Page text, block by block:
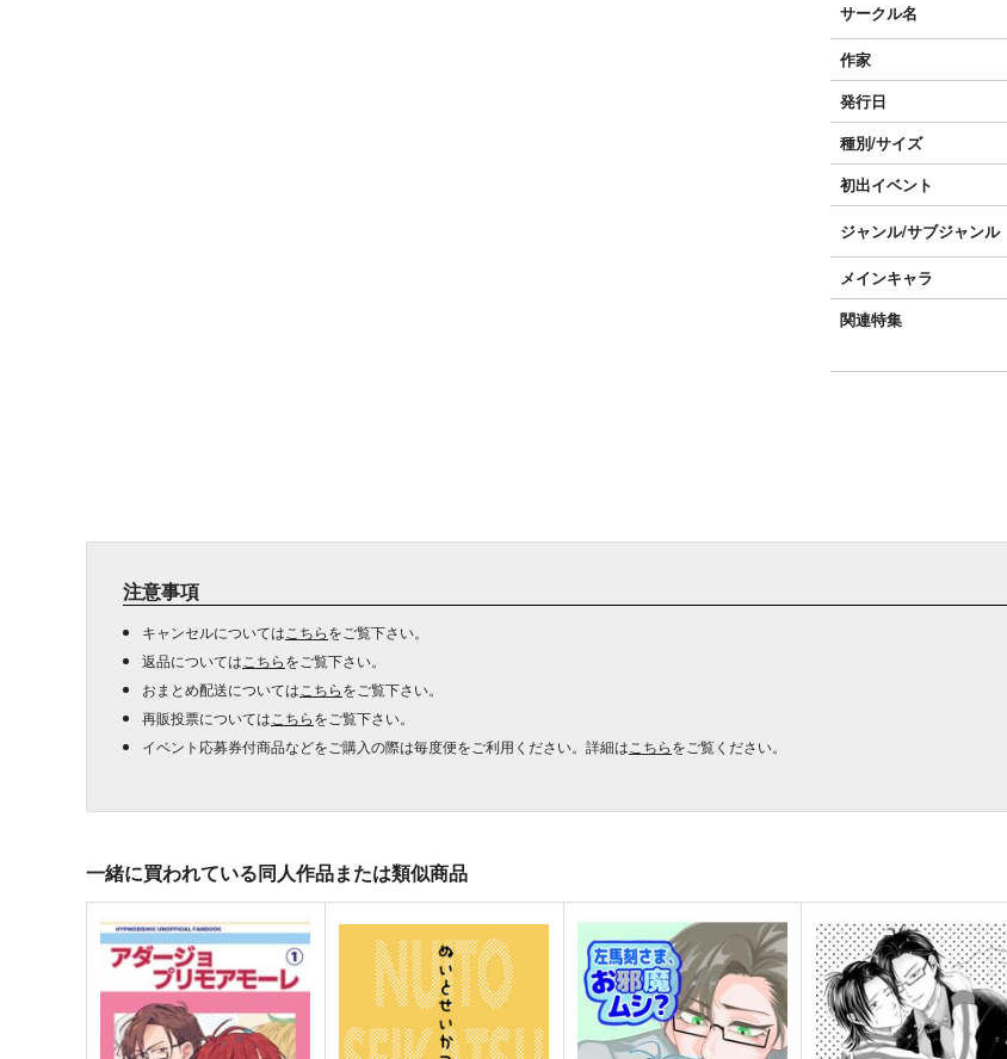
サークル名
作家
発行日
種別/サイズ
初出イベント
ジャンル/サブジャンル
メインキャラ
関連特集
注意事項
キャンセルについては こちらをご覧下さい。
返品については こちらをご覧下さい。
おまとめ配送については こちらをご覧下さい。
再販投票については こちらをご覧下さい。
イベント応募券付商品などをご購入の際は毎度便をご利用ください。詳細は こちらをご覧ください。
一緒に買われている同人作品または類似商品